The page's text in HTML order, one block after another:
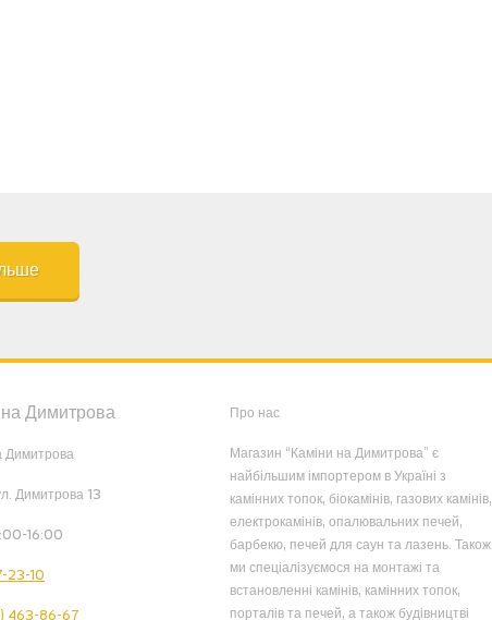
на Димитрова
Димитрова
Димитрова 13
16:00
23-10
463-86-67
Про нас
Магазин “Каміни на Димитрова” є
найбільшим імпортером в Україні з
камінних топок, біокамінів, газових камінів,
електрокамінів, опалювальних печей,
барбекю, печей для саун та лазень. Також
ми спеціалізуємося на монтажі та
встановленні камінів, камінних топок,
порталів та печей, а також будівництві